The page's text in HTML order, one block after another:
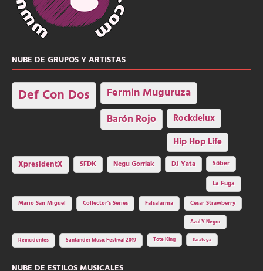
NUBE DE GRUPOS Y ARTISTAS
Def Con Dos Fermin Muguruza
Barón Rojo Rockdelux
Hip Hop Life
XpresidentX SFDK Negu Gorriak DJ Yata
Sôber
La Fuga
Mario San Miguel
Collector's Series Falsalarma César Strawberry
Azul Y Negro
Reincidentes Santander Music Festival 2019 Tote King Saratoga
NUBE DE ESTILOS MUSICALES